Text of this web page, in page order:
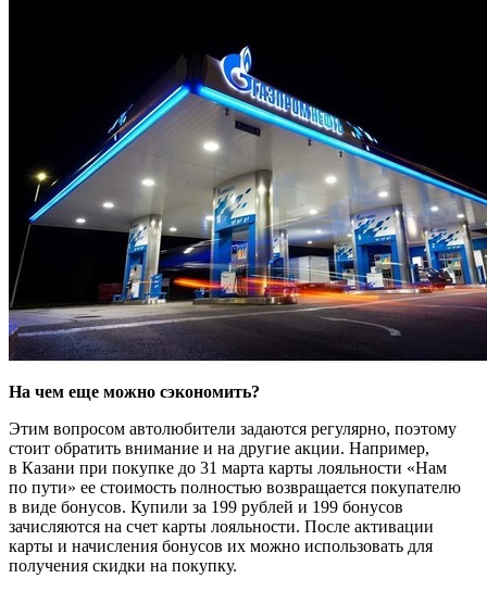
На чем еще можно сэкономить?
Этим вопросом автолюбители задаются регулярно, поэтому
стоит обратить внимание и на другие акции. Например,
в Казани при покупке до 31 марта карты лояльности «Нам
по пути» ее стоимость полностью возвращается покупателю
в виде бонусов. Купили за 199 рублей и 199 бонусов
зачисляются на счет карты лояльности. После активации
карты и начисления бонусов их можно использовать для
получения скидки на покупку.